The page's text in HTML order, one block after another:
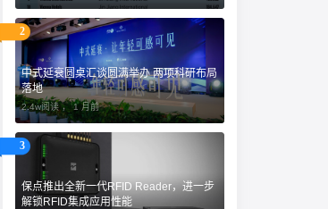
2
中式延衰圆桌汇谈圆满举办 两项科研布局
落地
2.4w阅读 ，1 月前
3
保点推出全新一代RFID Reader，进一步
解锁RFID集成应用性能